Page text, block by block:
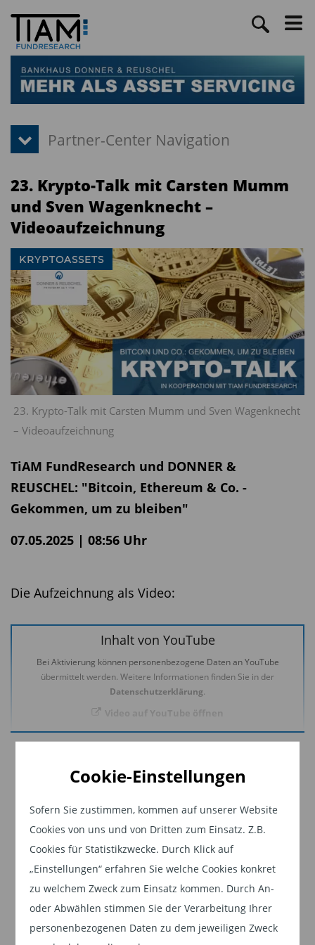
Cookie-Einstellungen
Sofern Sie zustimmen, kommen auf unserer Website
Cookies von uns und von Dritten zum Einsatz. Z.B.
Cookies für Statistikzwecke. Durch Klick auf
„Einstellungen“ erfahren Sie welche Cookies konkret
zu welchem Zweck zum Einsatz kommen. Durch An-
oder Abwählen stimmen Sie der Verarbeitung Ihrer
personenbezogenen Daten zu dem jeweiligen Zweck
23. Krypto-Talk mit Carsten Mumm
und Sven Wagenknecht –
Videoaufzeichnung
23. Krypto-Talk mit Carsten Mumm und Sven Wagenknecht
– Videoaufzeichnung
KRYPTOASSETS
TiAM FundResearch und DONNER &
REUSCHEL: "Bitcoin, Ethereum & Co. -
Gekommen, um zu bleiben"
07.05.2025 | 08:56 Uhr
Die Aufzeichnung als Video:
Inhalt von YouTube
Bei Aktivierung können personenbezogene Daten an YouTube
übermittelt werden. Weitere Informationen finden Sie in der
Datenschutzerklärung.
Video auf YouTube öffnen
Dieser Inhalt ist für professionelle Anleger
Sie, dass Sie ein professioneller Anleger sind
zu.
Weiter